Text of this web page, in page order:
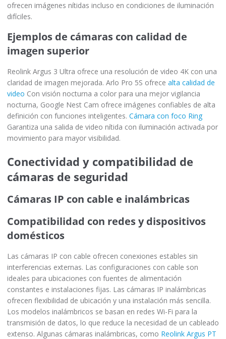
ofrecen imágenes nítidas incluso en condiciones de iluminación
difíciles.
Ejemplos de cámaras con calidad de
imagen superior
Reolink Argus 3 Ultra ofrece una resolución de video 4K con una
claridad de imagen mejorada. Arlo Pro 5S ofrece alta calidad de
video Con visión nocturna a color para una mejor vigilancia
nocturna, Google Nest Cam ofrece imágenes confiables de alta
definición con funciones inteligentes. Cámara con foco Ring
Garantiza una salida de video nítida con iluminación activada por
movimiento para mayor visibilidad.
Conectividad y compatibilidad de
cámaras de seguridad
Cámaras IP con cable e inalámbricas
Compatibilidad con redes y dispositivos
domésticos
Las cámaras IP con cable ofrecen conexiones estables sin
interferencias externas. Las configuraciones con cable son
ideales para ubicaciones con fuentes de alimentación
constantes e instalaciones fijas. Las cámaras IP inalámbricas
ofrecen flexibilidad de ubicación y una instalación más sencilla.
Los modelos inalámbricos se basan en redes Wi-Fi para la
transmisión de datos, lo que reduce la necesidad de un cableado
extenso. Algunas cámaras inalámbricas, como Reolink Argus PT